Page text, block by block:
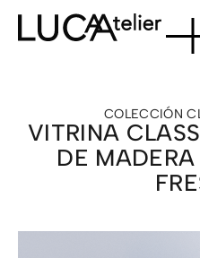
COLECCIÓN
VITRINA
DE